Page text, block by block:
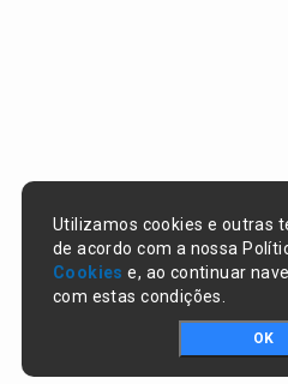
Utilizamos cookies e outras
de acordo com a nossa
Cookies e, ao continuar
com estas condições.
OK